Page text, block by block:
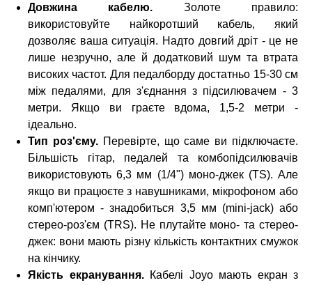
Довжина кабелю. Золоте правило:
використовуйте найкоротший кабель, який
дозволяє ваша ситуація. Надто довгий дріт - це не
лише незручно, але й додатковий шум та втрата
високих частот. Для педалборду достатньо 15-30 см
між педалями, для з'єднання з підсилювачем - 3
метри. Якщо ви граєте вдома, 1,5-2 метри -
ідеально.
Тип роз'єму.Перевірте, що саме ви підключаєте.
Більшість гітар, педалей та комбопідсилювачів
використовують 6,3 мм (1/4") моно-джек (TS). Але
якщо ви працюєте з навушниками, мікрофоном або
комп'ютером - знадобиться 3,5 мм (mini-jack) або
стерео-роз'єм (TRS). Не плутайте моно- та стерео-
джек: вони мають різну кількість контактних смужок
на кінчику.
Якість екранування.Кабелі Joyo мають екран з